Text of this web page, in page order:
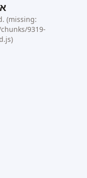
אירעה
failed. (missing:
static/chunks/9319-